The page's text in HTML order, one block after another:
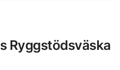
Ryggstödsväska